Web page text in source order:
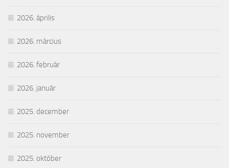
2026. április
2026. március
2026. február
2026. január
2025. december
2025. november
2025. október